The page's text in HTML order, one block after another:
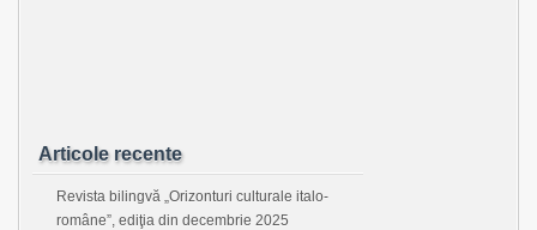
Articole recente
Revista bilingvă „Orizonturi culturale italo-
române”, ediţia din decembrie 2025